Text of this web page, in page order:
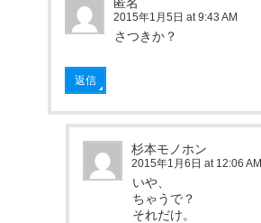
2015年1月5日 at 9:43 AM
さつきか？
返信
杉本モノホン
2015年1月6日 at 12:06 AM
いや、
ちゃうで？
それだけ。